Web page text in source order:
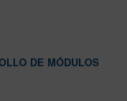
DE MÓDULOS